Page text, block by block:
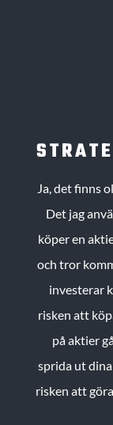
Ja, det finns
Det jag
köper en
och tror
investerar
risken att
på aktier
sprida ut
risken att